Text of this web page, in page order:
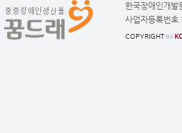
한국장애인개발
사업자등록번호 :
COPYRIGHT ⓒ